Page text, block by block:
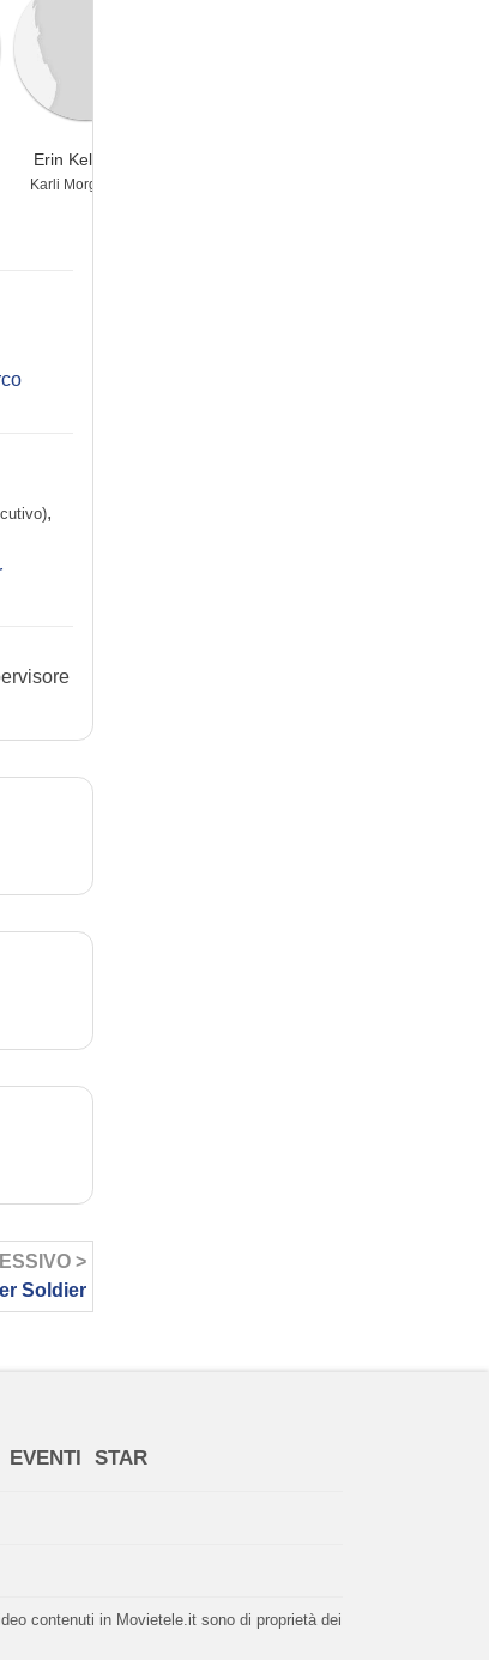
Erin Kellyman
Karli Morgenthau
,
>
Soldier
EVENTI STAR
contenuti in Movietele.it sono di proprietà dei